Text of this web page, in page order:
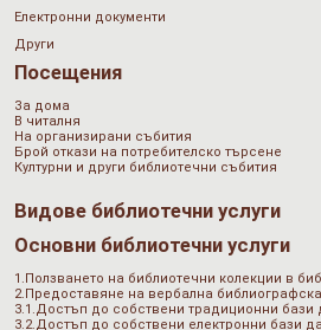
Електронни документи
Други
Посещения
За дома
В читалня
На организирани събития
Брой откази на потребителско търсене
Културни и други библиотечни събития
Видове библиотечни услуги
Основни библиотечни услуги
1.Ползването на библиотечни колекции в
2.Предоставяне на вербална
3.1.Достъп до собствени традиционни бази
3.2.Достъп до собствени електронни бази